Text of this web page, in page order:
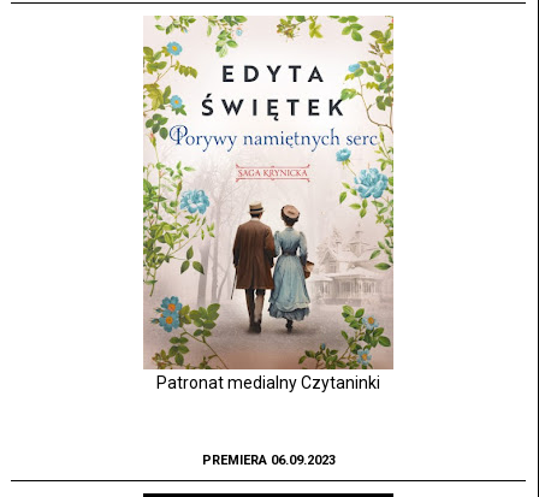
Patronat medialny Czytaninki
PREMIERA 06.09.2023